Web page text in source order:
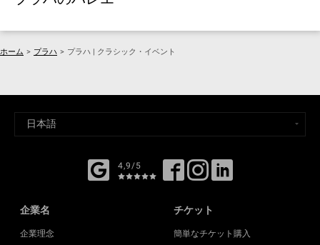
ホーム > プラハ > プラハ | クラシック・イベント
4,9/5
企業名
企業理念
チケット
簡単なチケット購入